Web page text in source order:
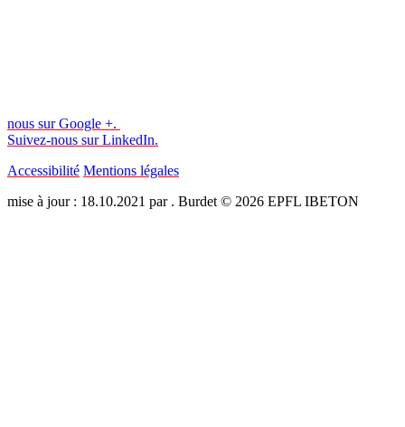
nous sur Google +.
Suivez-nous sur LinkedIn.
Accessibilité Mentions légales
mise à jour : 18.10.2021 par . Burdet © 2026 EPFL IBETON